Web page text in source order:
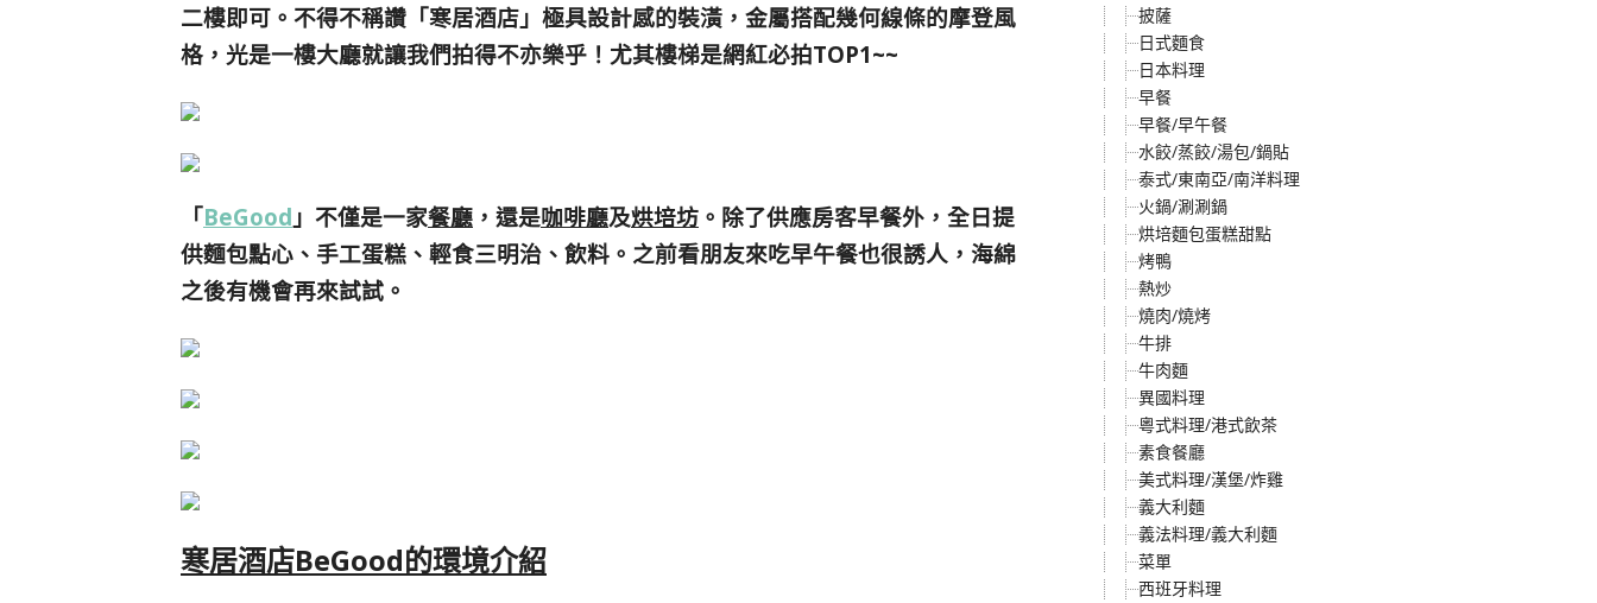
二樓即可。不得不稱讚「寒居酒店」極具設計感的裝潢，金屬搭配幾何線條的摩登風
格，光是一樓大廳就讓我們拍得不亦樂乎！尤其樓梯是網紅必拍TOP1~~
「BeGood 」不僅是一家餐廳 ，還是咖啡廳及烘培坊 。除了供應房客早餐外，全日提
供麵包點心、手工蛋糕、輕食三明治、飲料。之前看朋友來吃早午餐也很誘人，海綿
之後有機會再來試試。
寒居酒店BeGood的環境介紹
披薩
日式麵食
日本料理
早餐
早餐/早午餐
水餃/蒸餃/湯包/鍋貼
泰式/東南亞/南洋料理
火鍋/涮涮鍋
烘培麵包蛋糕甜點
烤鴨
熱炒
燒肉/燒烤
牛排
牛肉麵
異國料理
粵式料理/港式飲茶
素食餐廳
美式料理/漢堡/炸雞
義大利麵
義法料理/義大利麵
菜單
西班牙料理